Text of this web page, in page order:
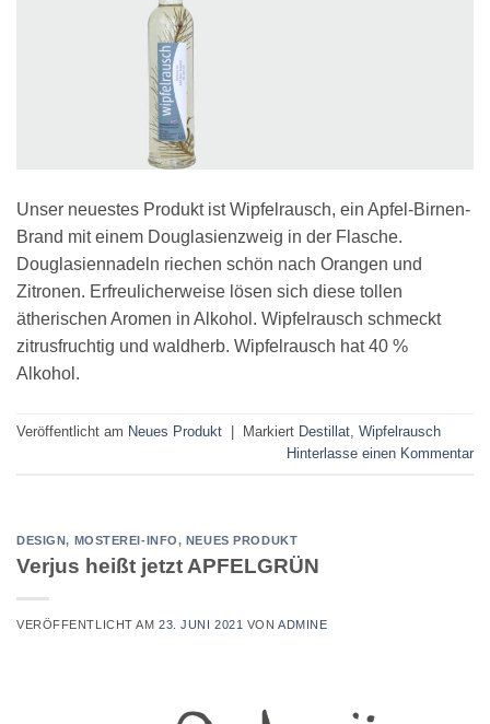
Unser neuestes Produkt ist Wipfelrausch, ein Apfel-Birnen-
Brand mit einem Douglasienzweig in der Flasche.
Douglasiennadeln riechen schön nach Orangen und
Zitronen. Erfreulicherweise lösen sich diese tollen
ätherischen Aromen in Alkohol. Wipfelrausch schmeckt
zitrusfruchtig und waldherb. Wipfelrausch hat 40 %
Alkohol.
Veröffentlicht am Neues Produkt Markiert Destillat, Wipfelrausch
Hinterlasse einen Kommentar
DESIGN, MOSTEREI-INFO, NEUES PRODUKT
Verjus heißt jetzt APFELGRÜN
VERÖFFENTLICHT AM23. JUNI 2021 VONADMINE